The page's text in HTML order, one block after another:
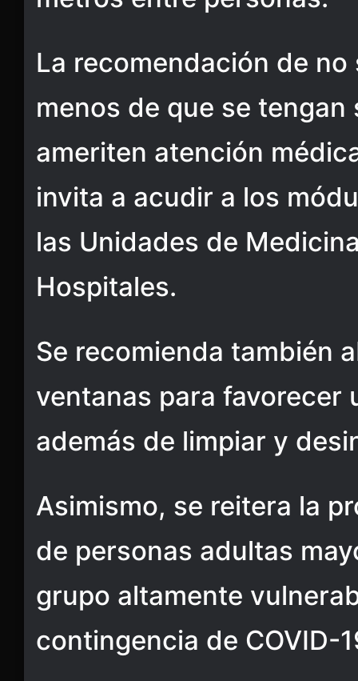
La recomendación de no
menos de que se tengan
ameriten atención
invita a acudir a los
las Unidades de
Hospitales.
Se recomienda también
ventanas para favorecer
además de limpiar y
Asimismo, se reitera la
de personas adultas
grupo altamente
contingencia de COVID-